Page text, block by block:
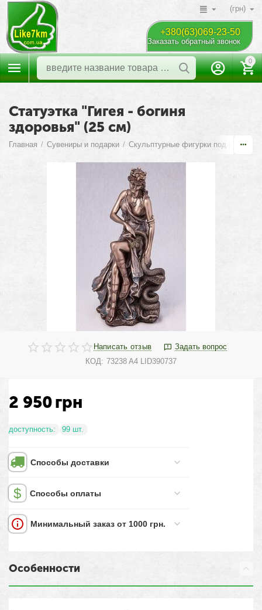
(грн)
+380(63)069-23-50
Заказать обратный звонок
0
Статуэтка "Гигея - богиня
здоровья" (25 см)
Главная / Сувениры и подарки / Скульптурные фигурки под бронзу
Написать отзыв
Задать вопрос
КОД: 73238 A4 LID390737
2 950грн
доступность: 99 шт.
Способы доставки
Способы оплаты
Минимальный заказ от 1000 грн.
Особенности